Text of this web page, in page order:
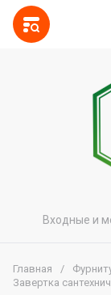
Входные и
Главная /
Завертка